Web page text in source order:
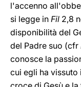
l'accenno
si legge in Fil 2,8
disponibilità del
del Padre suo (cfr
conosce la
cui egli ha vissuto